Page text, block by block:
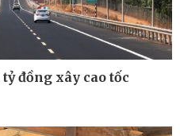
Giá vàng
Tiêu dùng
Tỷ giá
Chứng khoán
Giá cà phê
đồng xây cao tốc